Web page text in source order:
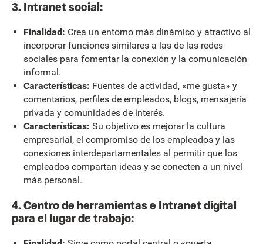
3. Intranet social:
Finalidad: Crea un entorno más dinámico y atractivo al
incorporar funciones similares a las de las redes
sociales para fomentar la conexión y la comunicación
informal.
Características: Fuentes de actividad, «me gusta» y
comentarios, perfiles de empleados, blogs, mensajería
privada y comunidades de interés.
Características: Su objetivo es mejorar la cultura
empresarial, el compromiso de los empleados y las
conexiones interdepartamentales al permitir que los
empleados compartan ideas y se conecten a un nivel
más personal.
4. Centro de herramientas e Intranet digital
para el lugar de trabajo: